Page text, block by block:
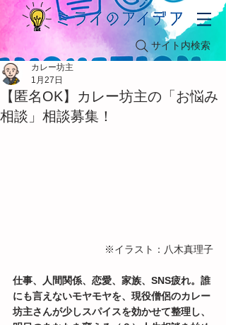
サイト内検索
【匿名OK】カレー坊主の「お悩み
相談」相談募集！
カレー坊主
1月27日
※イラスト：八木真理子
仕事、人間関係、恋愛、家族、SNS疲れ。誰
にも言えないモヤモヤを、現役僧侶のカレー
坊主さんが少しスパイスを効かせて整理し、